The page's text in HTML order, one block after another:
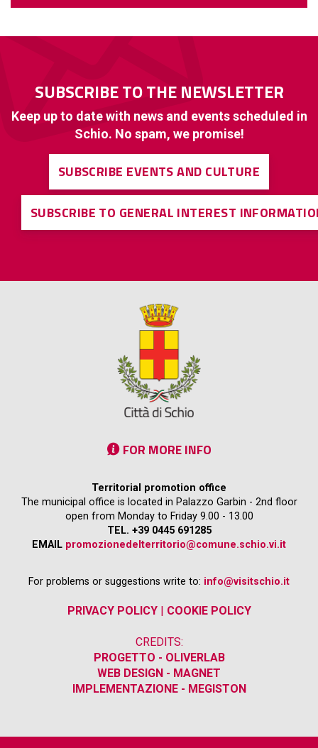
SUBSCRIBE TO THE NEWSLETTER
Keep up to date with news and events scheduled in
Schio. No spam, we promise!
SUBSCRIBE EVENTS AND CULTURE
SUBSCRIBE TO GENERAL INTEREST
FOR MORE INFO
Territorial promotion office
The municipal office is located in Palazzo Garbin - 2nd floor
open from Monday to Friday 9.00 - 13.00
TEL. +39 0445 691285
EMAIL promozionedelterritorio@comune.schio.vi.it
For problems or suggestions write to: info@visitschio.it
PRIVACY POLICY| COOKIE POLICY
CREDITS:
PROGETTO - OLIVERLAB
WEB DESIGN - MAGNET
IMPLEMENTAZIONE - MEGISTON